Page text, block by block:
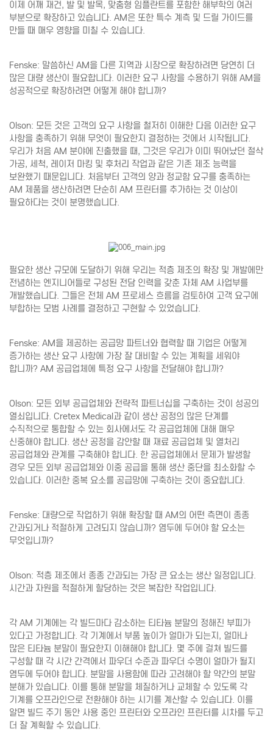
이제 어깨 재건, 발 및 발목, 맞춤형 임플란트를 포함한 해부학의 여러
부분으로 확장하고 있습니다. AM은 또한 특수 계측 및 드릴 가이드를
만들 때 매우 영향을 미칠 수 있습니다.
Fenske: 말씀하신 AM을 다른 지역과 시장으로 확장하려면 당연히 더
많은 대량 생산이 필요합니다. 이러한 요구 사항을 수용하기 위해 AM을
성공적으로 확장하려면 어떻게 해야 합니까?
Olson: 모든 것은 고객의 요구 사항을 철저히 이해한 다음 이러한 요구
사항을 충족하기 위해 무엇이 필요한지 결정하는 것에서 시작됩니다.
우리가 처음 AM 분야에 진출했을 때, 그것은 우리가 이미 뛰어났던 절삭
가공, 세척, 레이저 마킹 및 후처리 작업과 같은 기존 제조 능력을
보완했기 때문입니다. 처음부터 고객의 양과 정교함 요구를 충족하는
AM 제품을 생산하려면 단순히 AM 프린터를 추가하는 것 이상이
필요하다는 것이 분명했습니다.
필요한 생산 규모에 도달하기 위해 우리는 적층 제조의 확장 및 개발에만
전념하는 엔지니어들로 구성된 전담 인력을 갖춘 자체 AM 사업부를
개발했습니다. 그들은 전체 AM 프로세스 흐름을 검토하여 고객 요구에
부합하는 모범 사례를 결정하고 구현할 수 있었습니다.
Fenske: AM을 제공하는 공급망 파트너와 협력할 때 기업은 어떻게
증가하는 생산 요구 사항에 가장 잘 대비할 수 있는 계획을 세워야
합니까? AM 공급업체에 특정 요구 사항을 전달해야 합니까?
Olson: 모든 외부 공급업체와 전략적 파트너십을 구축하는 것이 성공의
열쇠입니다. Cretex Medical과 같이 생산 공정의 많은 단계를
수직적으로 통합할 수 있는 회사에서도 각 공급업체에 대해 매우
신중해야 합니다. 생산 공정을 감안할 때 재료 공급업체 및 열처리
공급업체와 관계를 구축해야 합니다. 한 공급업체에서 문제가 발생할
경우 모든 외부 공급업체와 이중 공급을 통해 생산 중단을 최소화할 수
있습니다. 이러한 중복 요소를 공급망에 구축하는 것이 중요합니다.
Fenske: 대량으로 작업하기 위해 확장할 때 AM의 어떤 측면이 종종
간과되거나 적절하게 고려되지 않습니까? 염두에 두어야 할 요소는
무엇입니까?
Olson: 적층 제조에서 종종 간과되는 가장 큰 요소는 생산 일정입니다.
시간과 자원을 적절하게 할당하는 것은 복잡한 작업입니다.
각 AM 기계에는 각 빌드마다 감소하는 티타늄 분말의 정해진 부피가
있다고 가정합니다. 각 기계에서 부품 높이가 얼마가 되는지, 얼마나
많은 티타늄 분말이 필요한지 이해해야 합니다. 몇 주에 걸쳐 빌드를
구성할 때 각 시간 간격에서 파우더 수준과 파우더 수명이 얼마가 될지
염두에 두어야 합니다. 분말을 사용함에 따라 고려해야 할 약간의 분말
분해가 있습니다. 이를 통해 분말을 체질하거나 교체할 수 있도록 각
기계를 오프라인으로 전환해야 하는 시기를 계산할 수 있습니다. 이를
알면 빌드 주기 동안 사용 중인 프린터와 오프라인 프린터를 시차를 두고
더 잘 계획할 수 있습니다.